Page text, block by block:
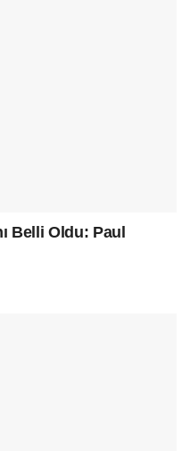
Belli Oldu: Paul